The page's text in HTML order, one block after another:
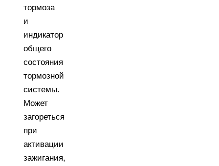
тормоза
и
индикатор
общего
состояния
тормозной
системы.
Может
загореться
при
активации
зажигания,